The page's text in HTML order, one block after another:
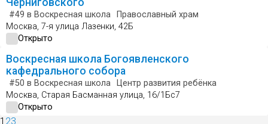
Черниговского
#49 в Воскресная школа
Православный храм
Москва, 7-я улица Лазенки, 42Б
Открыто
Воскресная школа Богоявленского
кафедрального собора
#50 в Воскресная школа
Центр развития ребёнка
Москва, Старая Басманная улица, 16/1Бс7
Открыто
1 23